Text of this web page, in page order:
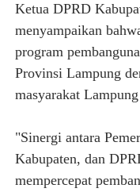
Ketua DPRD
menyampaikan
program
Provinsi Lampung
masyarakat
"Sinergi antara
Kabupaten, dan
mempercepat